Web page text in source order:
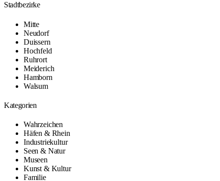
Stadtbezirke
Mitte
Neudorf
Duissern
Hochfeld
Ruhrort
Meiderich
Hamborn
Walsum
Kategorien
Wahrzeichen
Häfen & Rhein
Industriekultur
Seen & Natur
Museen
Kunst & Kultur
Familie